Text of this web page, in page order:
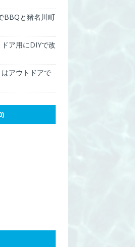
BBQと猪名川町
ア用にDIYで改
アウトドアで